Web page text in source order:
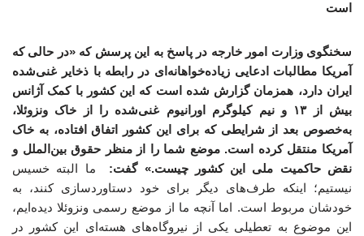
است
سخنگوی وزارت امور خارجه در پاسخ به این پرسش که «در حالی که
آمریکا مطالبات ادعایی زیاده‌خواهانه‌ای در رابطه با ذخایر غنی‌شده
ایران دارد، همزمان گزارش شده است که این کشور با کمک آژانس
بیش از ۱۳ و نیم کیلوگرم اورانیوم غنی‌شده را از خاک ونزوئلا،
به‌خصوص بعد از شرایطی که برای این کشور اتفاق افتاده، به خاک
آمریکا منتقل کرده است. موضع شما را از منظر حقوق بین‌الملل و
نقض حاکمیت ملی این کشور چیست.» گفت: ما البته خسیس
نیستیم؛ اینکه طرف‌های دیگر برای خود دستاوردسازی کنند، به
خودشان مربوط است. اما آنچه ما از موضع رسمی ونزوئلا دیده‌ایم،
این موضوع به تعطیلی یکی از نیروگاه‌های هسته‌ای این کشور در